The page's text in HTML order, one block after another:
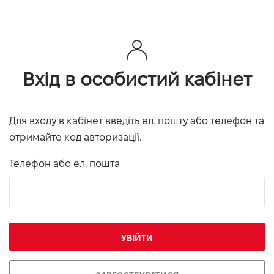
Вхід в особистий кабінет
Для входу в кабінет введіть ел. пошту або телефон та
отримайте код авторизації.
Телефон або ел. пошта
УВІЙТИ